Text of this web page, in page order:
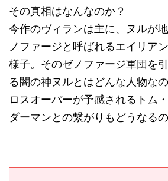
その真相はなんなのか？
今作のヴィランは主に、ヌルが
ノファージと呼ばれるエイリア
様子。そのゼノファージ軍団を
る闇の神ヌルとはどんな人物な
ロスオーバーが予感されるトム
ダーマンとの繋がりもどうなる